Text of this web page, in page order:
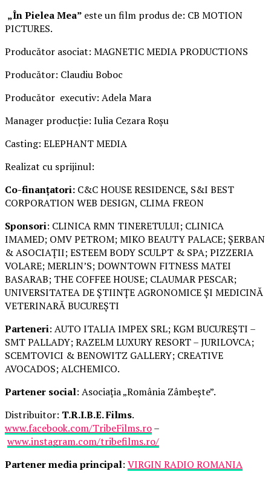
„În Pielea Mea” este un film produs de: CB MOTION
PICTURES.
Producător asociat: MAGNETIC MEDIA PRODUCTIONS
Producător: Claudiu Boboc
Producător executiv: Adela Mara
Manager producție: Iulia Cezara Roșu
Casting: ELEPHANT MEDIA
Realizat cu sprijinul:
Co-finanțatori: C&C HOUSE RESIDENCE, S&I BEST
CORPORATION WEB DESIGN, CLIMA FREON
Sponsori: CLINICA RMN TINERETULUI; CLINICA
IMAMED; OMV PETROM; MIKO BEAUTY PALACE; ȘERBAN
& ASOCIAȚII; ESTEEM BODY SCULPT & SPA; PIZZERIA
VOLARE; MERLIN’S; DOWNTOWN FITNESS MATEI
BASARAB; THE COFFEE HOUSE; CLAUMAR PESCAR;
UNIVERSITATEA DE ȘTIINȚE AGRONOMICE ȘI MEDICINĂ
VETERINARĂ BUCUREȘTI
Parteneri: AUTO ITALIA IMPEX SRL; KGM BUCUREȘTI –
SMT PALLADY; RAZELM LUXURY RESORT – JURILOVCA;
SCEMTOVICI & BENOWITZ GALLERY; CREATIVE
AVOCADOS; ALCHEMICO.
Partener social: Asociația „România Zâmbește”.
Distribuitor: T.R.I.B.E. Films.
www.facebook.com/TribeFilms.ro–
www.instagram.com/tribefilms.ro/
Partener media principal: VIRGIN RADIO ROMANIA